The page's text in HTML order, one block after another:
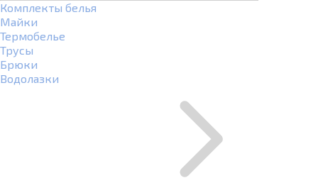
Комплекты белья
Майки
Термобелье
Трусы
Брюки
Водолазки